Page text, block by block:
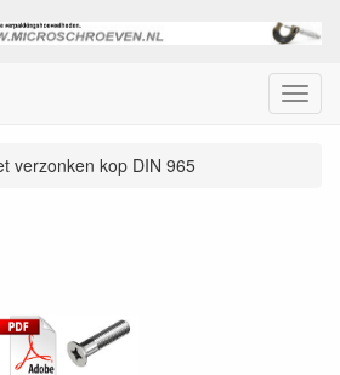
Menu
verzonken kop DIN 965